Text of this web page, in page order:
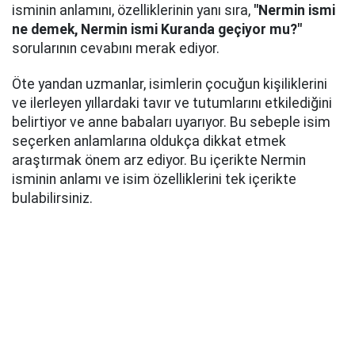
isminin anlamını, özelliklerinin yanı sıra, "Nermin ismi
ne demek, Nermin ismi Kuranda geçiyor mu?"
sorularının cevabını merak ediyor.
Öte yandan uzmanlar, isimlerin çocuğun kişiliklerini
ve ilerleyen yıllardaki tavır ve tutumlarını etkilediğini
belirtiyor ve anne babaları uyarıyor. Bu sebeple isim
seçerken anlamlarına oldukça dikkat etmek
araştırmak önem arz ediyor. Bu içerikte Nermin
isminin anlamı ve isim özelliklerini tek içerikte
bulabilirsiniz.